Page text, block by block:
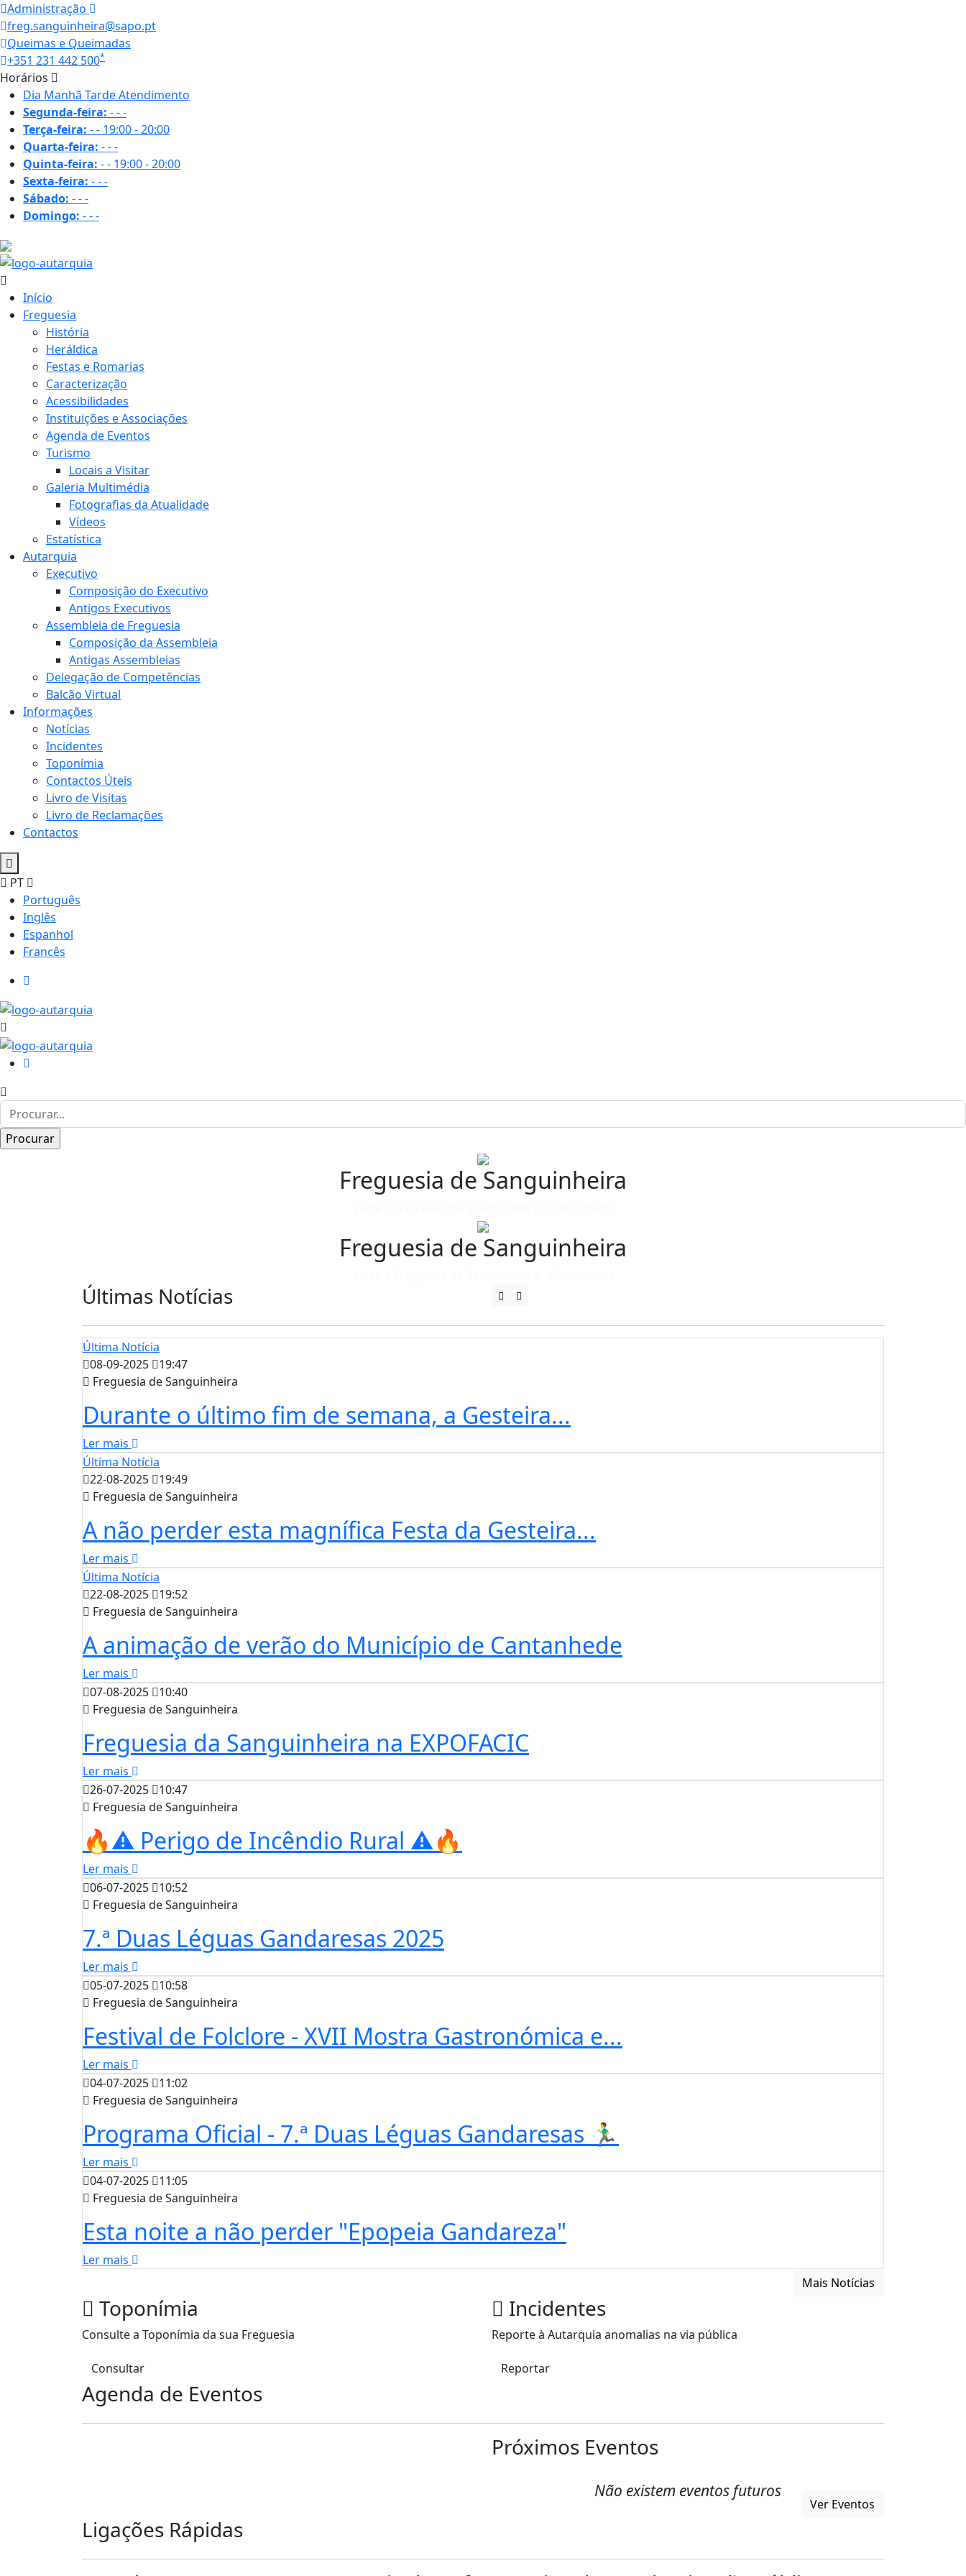
Administração
freg.sanguinheira@sapo.pt
Queimas e Queimadas
+351 231 442 500*
Horários
Dia Manhã TardeAtendimento
Segunda-feira: ---
Terça-feira: -- 19:00 - 20:00
Quarta-feira: ---
Quinta-feira: -- 19:00 - 20:00
Sexta-feira: ---
Sábado: ---
Domingo: ---
Início
Freguesia
História
Heráldica
Festas e Romarias
Caracterização
Acessibilidades
Instituições e Associações
Agenda de Eventos
Turismo
Locais a Visitar
Galeria Multimédia
Fotografias da Atualidade
Vídeos
Estatística
Autarquia
Executivo
Composição do Executivo
Antigos Executivos
Assembleia de Freguesia
Composição da Assembleia
Antigas Assembleias
Delegação de Competências
Balcão Virtual
Informações
Notícias
Incidentes
Toponímia
Contactos Úteis
Livro de Visitas
Livro de Reclamações
Contactos
PT
Português
Inglês
Espanhol
Francês
Freguesia de Sanguinheira
Freguesia de Sanguinheira
Últimas Notícias
Última Notícia
08-09-2025
19:47
Freguesia de Sanguinheira
Durante o último fim de semana, a Gesteira...
Ler mais
Última Notícia
22-08-2025
19:49
Freguesia de Sanguinheira
A não perder esta magnífica Festa da Gesteira...
Ler mais
Última Notícia
22-08-2025
19:52
Freguesia de Sanguinheira
A animação de verão do Município de Cantanhede
Ler mais
07-08-2025
10:40
Freguesia de Sanguinheira
Freguesia da Sanguinheira na EXPOFACIC
Ler mais
26-07-2025
10:47
Freguesia de Sanguinheira
🔥⚠️ Perigo de Incêndio Rural ⚠️🔥
Ler mais
06-07-2025
10:52
Freguesia de Sanguinheira
7.ª Duas Léguas Gandaresas 2025
Ler mais
05-07-2025
10:58
Freguesia de Sanguinheira
Festival de Folclore - XVII Mostra Gastronómica e...
Ler mais
04-07-2025
11:02
Freguesia de Sanguinheira
Programa Oficial - 7.ª Duas Léguas Gandaresas 🏃‍♂️
Ler mais
04-07-2025
11:05
Freguesia de Sanguinheira
Esta noite a não perder "Epopeia Gandareza"
Ler mais
Mais Notícias
Toponímia
Consulte a Toponímia da sua Freguesia
Consultar
Incidentes
Reporte à Autarquia anomalias na via pública
Reportar
Agenda de Eventos
Próximos Eventos
Não existem eventos futuros
Ver Eventos
Ligações Rápidas